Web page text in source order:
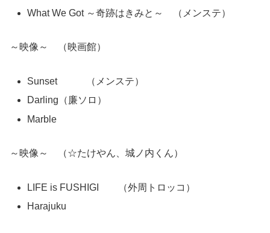
What We Got ～奇跡はきみと～ （メンステ）
～映像～ （映画館）
Sunset （メンステ）
Darling（廉ソロ）
Marble
～映像～ （☆たけやん、城ノ内くん）
LIFE is FUSHIGI （外周トロッコ）
Harajuku